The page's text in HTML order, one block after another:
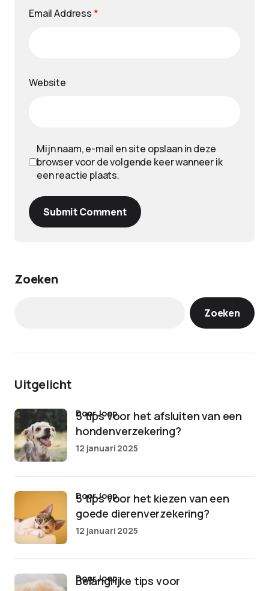
Email Address *
Website
Mijn naam, e-mail en site opslaan in deze
browser voor de volgende keer wanneer ik
een reactie plaats.
Submit Comment
Zoeken
Zoeken
Uitgelicht
5 tips voor het afsluiten van een
hondenverzekering?
door Joep
12 januari 2025
5 tips voor het kiezen van een
goede dierenverzekering?
door Joep
12 januari 2025
Belangrijke tips voor
door Joep